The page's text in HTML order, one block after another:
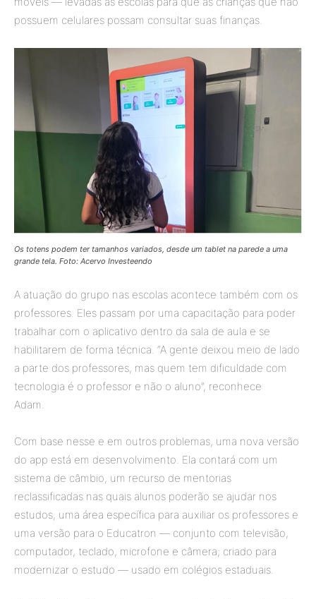
possuem celulares possam consultar suas finanças.
Os totens podem ter tamanhos variados, desde um tablet na parede a uma
grande tela. Foto: Acervo Investeendo
A atuação do grupo nas escolas acontece também com os
professores. Eles passam por uma capacitação para poder
trabalhar com o aplicativo dentro da sala de aula e se
habilitarem de forma técnica. “A gente deixou meio de lado
a parte dos professores, mas quem tem dificuldade com
tecnologia é o professor e não o aluno”, reconhece
Adam.
Com base nesse e em outros problemas, uma nova versão
do app está em desenvolvimento. Ela contará com um
sistema de câmbio, um recurso de mentorias
reclassificadas nas quais alunos poderão se ajudar nos
estudos, uma área específica para auxiliar os professores e
uma versão para o Educatron — conjunto com televisão,
computador, teclado, microfone e câmera; criado para
modernizar o estudo — usado em colégios estaduais.